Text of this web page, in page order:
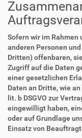
Sofern wir im Rahmen
anderen Personen
Dritten) offenbaren,
Zugriff auf die Daten
einer gesetzlichen
Daten an Dritte, wie
lit. b DSGVO zur
eingewilligt haben,
oder auf Grundlage
Einsatz von